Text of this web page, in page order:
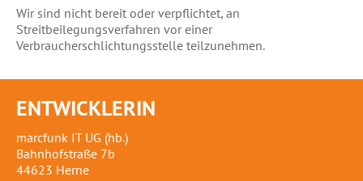
Wir sind nicht bereit oder verpflichtet, an
Streitbeilegungsverfahren vor einer
Verbraucherschlichtungsstelle teilzunehmen.
ENTWICKLERIN
marcfunk IT UG (hb.)
Bahnhofstraße 7b
44623 Herne